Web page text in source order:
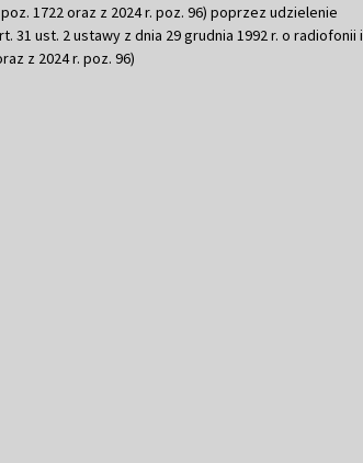
1722 oraz z 2024 r. poz. 96) poprzez udzielenie
31 ust. 2 ustawy z dnia 29 grudnia 1992 r. o radiofonii i
z 2024 r. poz. 96)